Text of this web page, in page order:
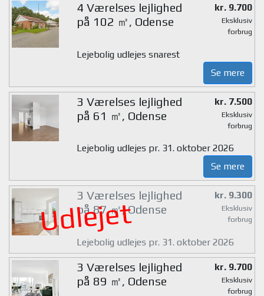
4 Værelses lejlighed
på 102 ㎡, Odense
kr. 9.700
Eksklusiv
forbrug
Lejebolig udlejes snarest
Se mere
3 Værelses lejlighed
på 61 ㎡, Odense
kr. 7.500
Eksklusiv
forbrug
Lejebolig udlejes pr. 31. oktober 2026
Se mere
Udlejet
3 Værelses lejlighed
på 87 ㎡, Odense
kr. 9.300
Eksklusiv
forbrug
Lejebolig udlejes pr. 31. oktober 2026
3 Værelses lejlighed
på 89 ㎡, Odense
kr. 9.700
Eksklusiv
forbrug